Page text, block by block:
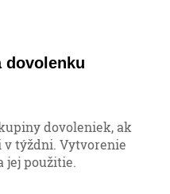
dovolenku
dovoleniek, ak
v týždni. Vytvorenie
jej použitie.